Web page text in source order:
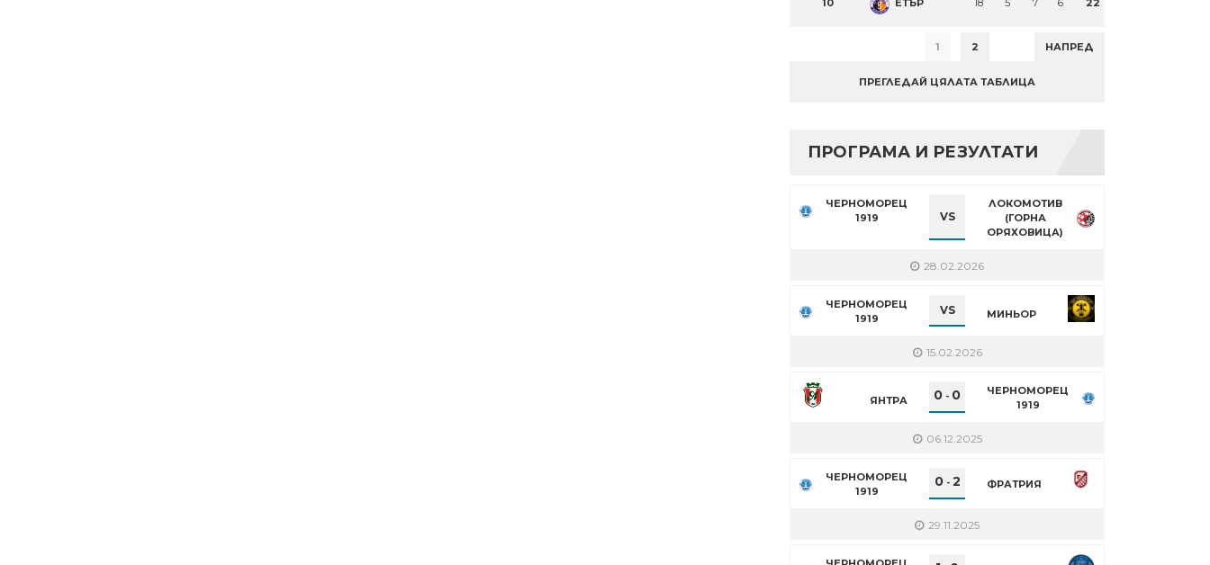
10 ЕТЪР 18 5 7 6 22
1 2 НАПРЕД
ПРЕГЛЕДАЙ ЦЯЛАТА ТАБЛИЦА
ПРОГРАМА И РЕЗУЛТАТИ
ЧЕРНОМОРЕЦ
1919
VS
ЛОКОМОТИВ
(ГОРНА
ОРЯХОВИЦА)
28.02.2026
ЧЕРНОМОРЕЦ
1919
VS МИНЬОР
15.02.2026
ЯНТРА 0 - 0
ЧЕРНОМОРЕЦ
1919
06.12.2025
ЧЕРНОМОРЕЦ
1919
0- 2 ФРАТРИЯ
29.11.2025